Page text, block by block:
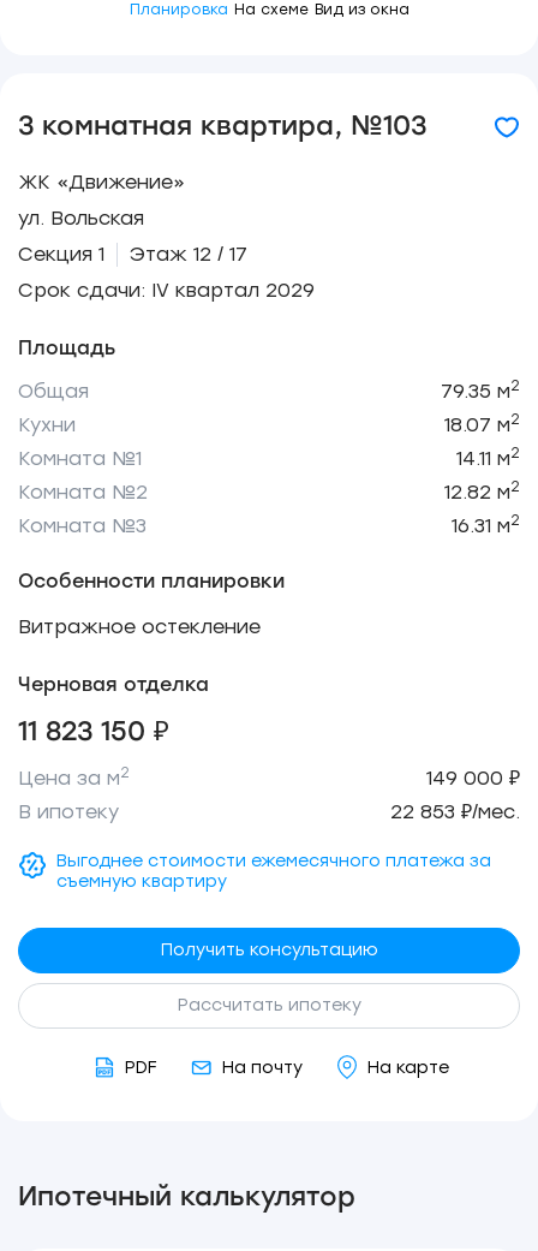
Планировка На схеме Вид из окна
3 комнатная квартира, №103
ЖК «Движение»
ул. Вольская
Секция 1
Этаж 12 / 17
Срок сдачи: IV квартал 2029
Площадь
Общая
79.35 м2
Кухни 18.07 м2
Комната №1 14.11 м2
Комната №2 12.82 м2
Комната №3 16.31 м2
Особенности планировки
Витражное остекление
Черновая отделка
11 823 150 ₽
Цена за м2
149 000 ₽
В ипотеку
22 853 ₽/мес.
Выгоднее стоимости ежемесячного платежа за
съемную квартиру
Получить консультацию
Рассчитать ипотеку
PDF На почту На карте
Ипотечный калькулятор